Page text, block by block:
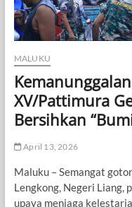
MALUKU
XV/Pattimura
Bersihkan
April 13, 2026
Maluku – Semangat
Lengkong, Negeri Liang,
upaya menjaga